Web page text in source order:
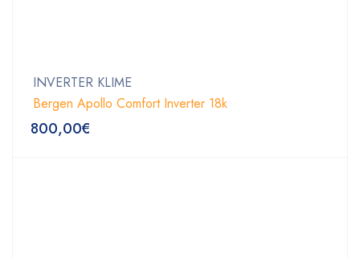
INVERTER KLIME
Bergen Apollo Comfort Inverter 18k
800,00€